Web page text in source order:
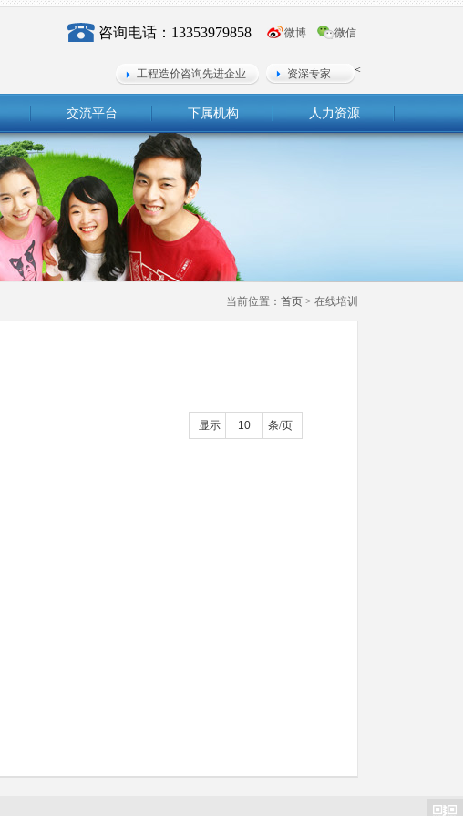
咨询电话：13353979858 微博 微信
工程造价咨询先进企业 <
资深专家
交流平台 下属机构 人力资源
当前位置： 首页 > 在线培训
显示 条/页